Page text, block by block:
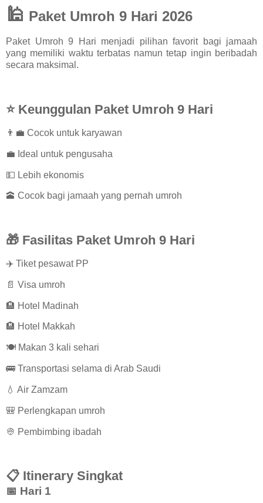
🕌 Paket Umroh 9 Hari 2026
Paket Umroh 9 Hari menjadi pilihan favorit bagi jamaah
yang memiliki waktu terbatas namun tetap ingin beribadah
secara maksimal.
⭐ Keunggulan Paket Umroh 9 Hari
👨‍💼 Cocok untuk karyawan
💼 Ideal untuk pengusaha
💵 Lebih ekonomis
🕋 Cocok bagi jamaah yang pernah umroh
🎁 Fasilitas Paket Umroh 9 Hari
✈️ Tiket pesawat PP
📄 Visa umroh
🏨 Hotel Madinah
🏨 Hotel Makkah
🍽️ Makan 3 kali sehari
🚌 Transportasi selama di Arab Saudi
💧 Air Zamzam
🎒 Perlengkapan umroh
👳 Pembimbing ibadah
📋 Itinerary Singkat
📅 Hari 1